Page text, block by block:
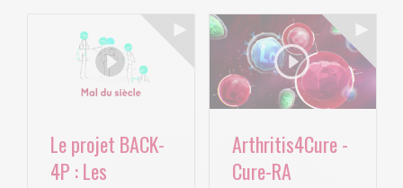
Le projet BACK-
4P : Les
Arthritis4Cure -
Cure-RA